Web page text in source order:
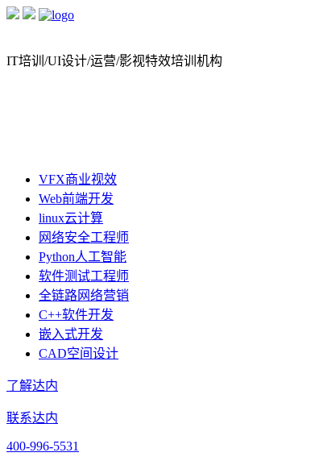
IT培训/UI设计/运营/影视特效培训机构
VFX商业视效
Web前端开发
linux云计算
网络安全工程师
Python人工智能
软件测试工程师
全链路网络营销
C++软件开发
嵌入式开发
CAD空间设计
了解达内
联系达内
400-996-5531